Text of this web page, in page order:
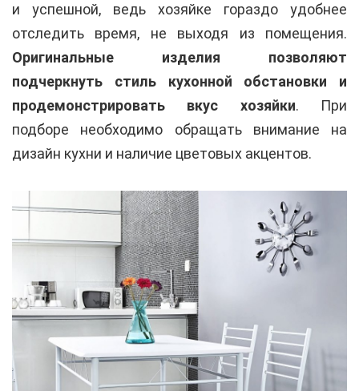
и успешной, ведь хозяйке гораздо удобнее
отследить время, не выходя из помещения.
Оригинальные изделия позволяют
подчеркнуть стиль кухонной обстановки и
продемонстрировать вкус хозяйки. При
подборе необходимо обращать внимание на
дизайн кухни и наличие цветовых акцентов.